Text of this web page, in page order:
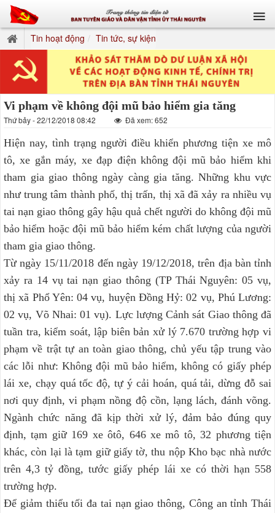
Tin hoạt động Tin tức, sự kiện
Vi phạm về không đội mũ bảo hiểm gia tăng
Thứ bảy - 22/12/2018 08:42 Đã xem: 652
Hiện nay, tình trạng người điều khiển phương tiện xe mô
tô, xe gắn máy, xe đạp điện không đội mũ bảo hiểm khi
tham gia giao thông ngày càng gia tăng. Những khu vực
như trung tâm thành phố, thị trấn, thị xã đã xảy ra nhiều vụ
tai nạn giao thông gây hậu quả chết người do không đội mũ
bảo hiểm hoặc đội mũ bảo hiểm kém chất lượng của người
tham gia giao thông.
Từ ngày 15/11/2018 đến ngày 19/12/2018, trên địa bàn tỉnh
xảy ra 14 vụ tai nạn giao thông (TP Thái Nguyên: 05 vụ,
thị xã Phổ Yên: 04 vụ, huyện Đồng Hỷ: 02 vụ, Phú Lương:
02 vụ, Võ Nhai: 01 vụ). Lực lượng Cảnh sát Giao thông đã
tuần tra, kiểm soát, lập biên bản xử lý 7.670 trường hợp vi
phạm về trật tự an toàn giao thông, chủ yếu tập trung vào
các lỗi như: Không đội mũ bảo hiểm, không có giấy phép
lái xe, chạy quá tốc độ, tự ý cải hoán, quá tải, dừng đỗ sai
nơi quy định, vi phạm nồng độ cồn, lạng lách, đánh võng.
Ngành chức năng đã kịp thời xử lý, đảm bảo đúng quy
định, tạm giữ 169 xe ôtô, 646 xe mô tô, 32 phương tiện
khác, còn lại là tạm giữ giấy tờ, thu nộp Kho bạc nhà nước
trên 4,3 tỷ đồng, tước giấy phép lái xe có thời hạn 558
trường hợp.
Để giảm thiểu tối đa tai nạn giao thông, Công an tỉnh Thái